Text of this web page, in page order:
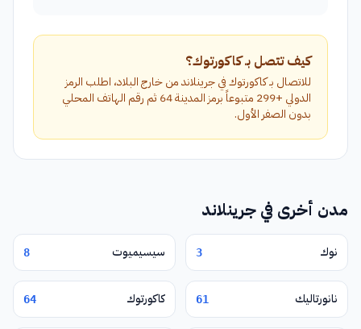
كيف تتصل بـ كاكورتوك؟
للاتصال بـ كاكورتوك في جرينلاند من خارج البلاد، اطلب الرمز
الدولي +299 متبوعاً برمز المدينة 64 ثم رقم الهاتف المحلي
بدون الصفر الأول.
مدن أخرى في جرينلاند
نوك 3 سيسيميوت 8
نانورتاليك 61 كاكورتوك 64